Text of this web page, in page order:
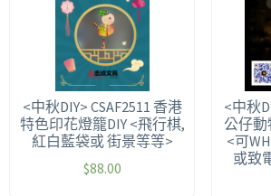
<中秋DIY> CSAF2511 香港
特色印花燈籠DIY <飛行棋,
紅白藍袋或 街景等等>
$88.00
<中秋
公仔動
<可
或致